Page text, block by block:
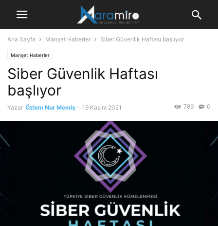
Ana Sayfa Manşet Haberler Siber Güvenlik Haftası başlıyor
Manşet Haberler
Siber Güvenlik Haftası
başlıyor
Yazar Özlem Nur Memiş - 19 Kasım 2021 0
789